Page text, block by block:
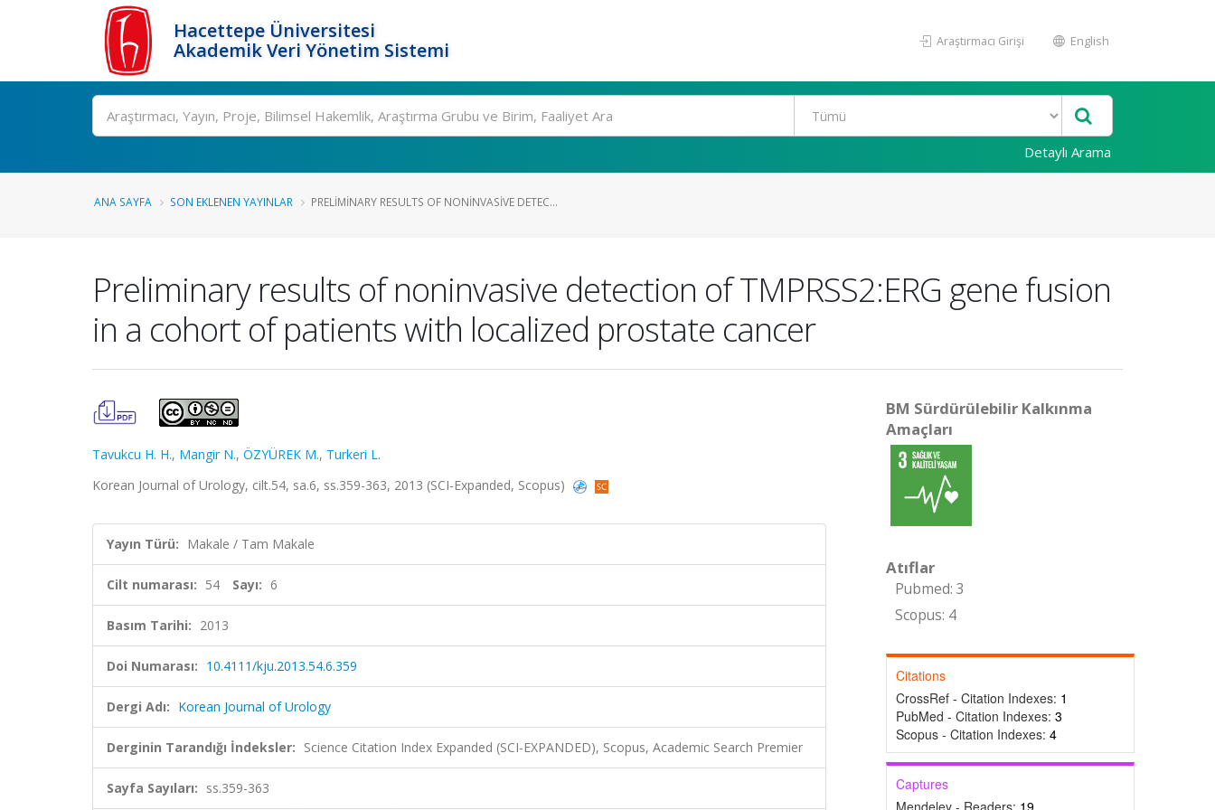
Hacettepe Üniversitesi
Akademik Veri Yönetim Sistemi
Araştırmacı Girişi English
Ara
Detaylı Arama
ANA SAYFA SON EKLENEN YAYINLAR PRELIMINARY RESULTS OF NONINVASIVE DETEC...
Preliminary results of noninvasive detection of TMPRSS2:ERG gene fusion
in a cohort of patients with localized prostate cancer
Tavukcu H. H., Mangir N., ÖZYÜREK M., Turkeri L.
Korean Journal of Urology, cilt.54, sa.6, ss.359-363, 2013 (SCI-Expanded, Scopus)
Yayın Türü: Makale / Tam Makale
Cilt numarası: 54 Sayı: 6
Basım Tarihi: 2013
Doi Numarası: 10.4111/kju.2013.54.6.359
Dergi Adı: Korean Journal of Urology
Derginin Tarandığı İndeksler: Science Citation Index Expanded (SCI-EXPANDED), Scopus, Academic Search Premier
Sayfa Sayıları: ss.359-363
BM Sürdürülebilir Kalkınma
Amaçları
Atıflar
Pubmed: 3
Scopus: 4
Citations
CrossRef - Citation Indexes: 1
PubMed - Citation Indexes: 3
Scopus - Citation Indexes: 4
Captures
Mendeley - Readers: 19